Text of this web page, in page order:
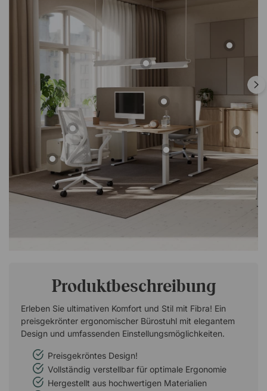
Produktbeschreibung
Erleben Sie ultimativen Komfort und Stil mit Fibra! Ein
preisgekrönter ergonomischer Bürostuhl mit elegantem
Design und umfassenden Einstellungsmöglichkeiten.
Preisgekröntes Design!
Vollständig verstellbar für optimale Ergonomie
Hergestellt aus hochwertigen Materialien